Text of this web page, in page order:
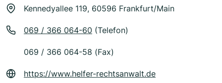
Kennedyallee 119, 60596 Frankfurt/Main
069 / 366 064-60 (Telefon)
069 / 366 064-58 (Fax)
https://www.helfer-rechtsanwalt.de